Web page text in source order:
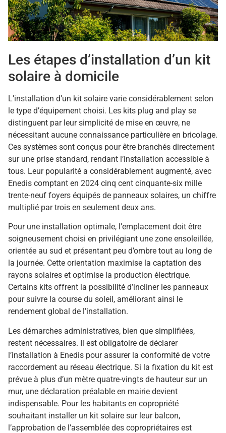
Les étapes d’installation d’un kit
solaire à domicile
L’installation d’un kit solaire varie considérablement selon
le type d’équipement choisi. Les kits plug and play se
distinguent par leur simplicité de mise en œuvre, ne
nécessitant aucune connaissance particulière en bricolage.
Ces systèmes sont conçus pour être branchés directement
sur une prise standard, rendant l’installation accessible à
tous. Leur popularité a considérablement augmenté, avec
Enedis comptant en 2024 cinq cent cinquante-six mille
trente-neuf foyers équipés de panneaux solaires, un chiffre
multiplié par trois en seulement deux ans.
Pour une installation optimale, l’emplacement doit être
soigneusement choisi en privilégiant une zone ensoleillée,
orientée au sud et présentant peu d’ombre tout au long de
la journée. Cette orientation maximise la captation des
rayons solaires et optimise la production électrique.
Certains kits offrent la possibilité d’incliner les panneaux
pour suivre la course du soleil, améliorant ainsi le
rendement global de l’installation.
Les démarches administratives, bien que simplifiées,
restent nécessaires. Il est obligatoire de déclarer
l’installation à Enedis pour assurer la conformité de votre
raccordement au réseau électrique. Si la fixation du kit est
prévue à plus d’un mètre quatre-vingts de hauteur sur un
mur, une déclaration préalable en mairie devient
indispensable. Pour les habitants en copropriété
souhaitant installer un kit solaire sur leur balcon,
l’approbation de l’assemblée des copropriétaires est